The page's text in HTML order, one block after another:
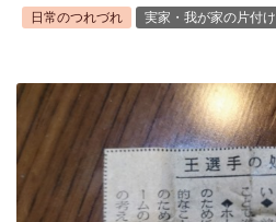
日常のつれづれ 実家・我が家の片付け